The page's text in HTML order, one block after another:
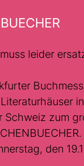
leider
Schweiz zum
den